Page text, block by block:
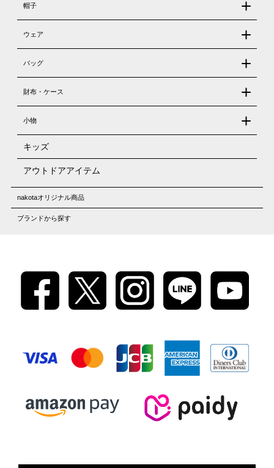
帽子
ウェア
バッグ
財布・ケース
小物
キッズ
アウトドアアイテム
nakotaオリジナル商品
ブランドから探す